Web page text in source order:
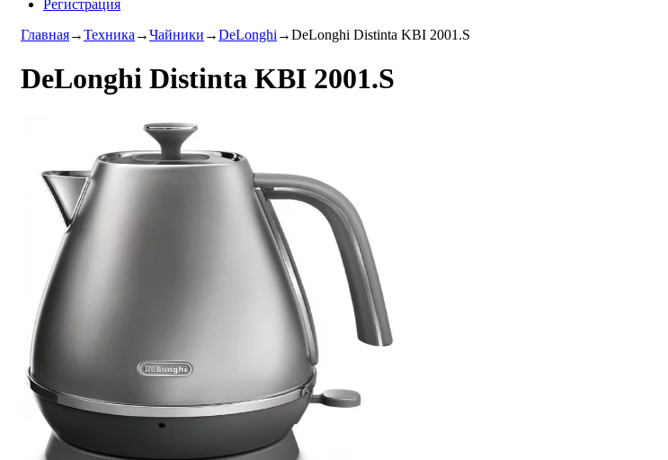
Регистрация
Главная→Техника →Чайники →DeLonghi →DeLonghi Distinta KBI 2001.S
DeLonghi Distinta KBI 2001.S